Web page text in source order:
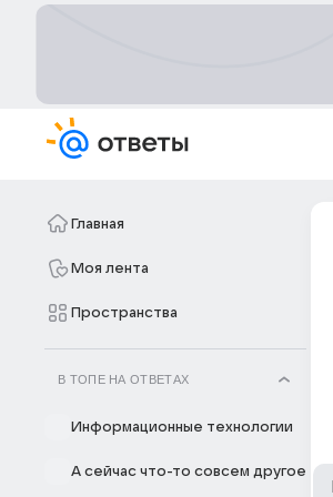
Главная
Моя лента
Пространства
В ТОПЕ НА ОТВЕТАХ
Информационные технологии
А сейчас что-то совсем другое